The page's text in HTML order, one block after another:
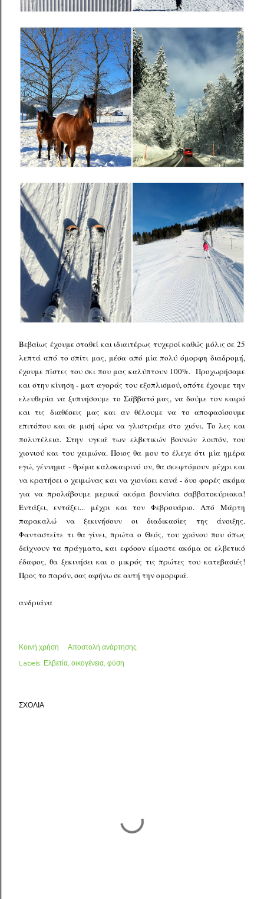
Βεβαίως έχουμε σταθεί και ιδιαιτέρως τυχεροί καθώς μόλις σε 25
λεπτά από το σπίτι μας, μέσα από μία πολύ όμορφη διαδρομή,
έχουμε πίστες του σκι που μας καλύπτουν 100%. Προχωρήσαμε
και στην κίνηση - ματ αγοράς του εξοπλισμού, οπότε έχουμε την
ελευθερία να ξυπνήσουμε το Σάββατό μας, να δούμε τον καιρό
και τις διαθέσεις μας και αν θέλουμε να το αποφασίσουμε
επιτόπου και σε μισή ώρα να γλιστράμε στο χιόνι. Το λες και
πολυτέλεια. Στην υγειά των ελβετικών βουνών λοιπόν, του
χιονιού και του χειμώνα. Ποιος θα μου το έλεγε ότι μία ημέρα
εγώ, γέννημα - θρέμα καλοκαιρινό ον, θα σκεφτόμουν μέχρι και
να κρατήσει ο χειμώνας και να χιονίσει κανά - δυο φορές ακόμα
για να προλάβουμε μερικά ακόμα βουνίσια σαββατοκύριακα!
Εντάξει, εντάξει... μέχρι και τον Φεβρουάριο. Από Μάρτη
παρακαλώ να ξεκινήσουν οι διαδικασίες της άνοιξης.
Φανταστείτε τι θα γίνει, πρώτα ο Θεός, του χρόνου που όπως
δείχνουν τα πράγματα, και εφόσον είμαστε ακόμα σε ελβετικό
έδαφος, θα ξεκινήσει και ο μικρός τις πρώτες του κατεβασιές!
Προς το παρόν, σας αφήνω σε αυτή την ομορφιά.
ανδριάνα
Κοινή χρήση
Αποστολή ανάρτησης
Labels: Ελβετία οικογένεια φύση
ΣΧΌΛΙΑ